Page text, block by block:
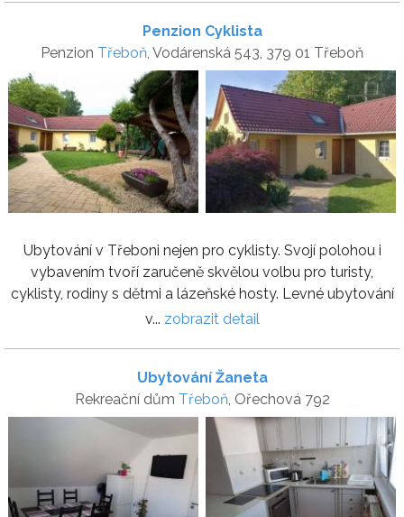
Penzion Cyklista
Penzion Třeboň, Vodárenská 543, 379 01 Třeboň
Ubytování v Třeboni nejen pro cyklisty. Svojí polohou i
vybavením tvoří zaručeně skvělou volbu pro turisty,
cyklisty, rodiny s dětmi a lázeňské hosty. Levné ubytování
v... zobrazit detail
Ubytování Žaneta
Rekreační dům Třeboň, Ořechová 792